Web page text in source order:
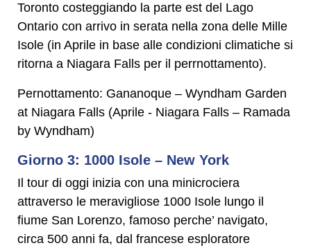
Toronto costeggiando la parte est del Lago
Ontario con arrivo in serata nella zona delle Mille
Isole (in Aprile in base alle condizioni climatiche si
ritorna a Niagara Falls per il perrnottamento).
Pernottamento: Gananoque – Wyndham Garden
at Niagara Falls (Aprile - Niagara Falls – Ramada
by Wyndham)
Giorno 3: 1000 Isole – New York
Il tour di oggi inizia con una minicrociera
attraverso le meravigliose 1000 Isole lungo il
fiume San Lorenzo, famoso perche’ navigato,
circa 500 anni fa, dal francese esploratore